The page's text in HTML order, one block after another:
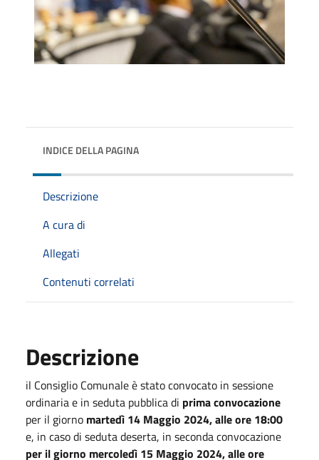
INDICE DELLA PAGINA
Descrizione
A cura di
Allegati
Contenuti correlati
Descrizione
il Consiglio Comunale è stato convocato in sessione
ordinaria e in seduta pubblica di prima convocazione
per il giorno martedì 14 Maggio 2024, alle ore 18:00
e, in caso di seduta deserta, in seconda convocazione
per il giorno mercoledì 15 Maggio 2024, alle ore